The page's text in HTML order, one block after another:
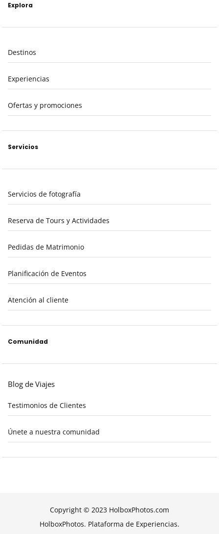
Explora
Destinos
Experiencias
Ofertas y promociones
Servicios
Servicios de fotografía
Reserva de Tours y Actividades
Pedidas de Matrimonio
Planificación de Eventos
Atención al cliente
Comunidad
Blog de Viajes
Testimonios de Clientes
Únete a nuestra comunidad
Copyright © 2023 HolboxPhotos.com
HolboxPhotos. Plataforma de Experiencias.